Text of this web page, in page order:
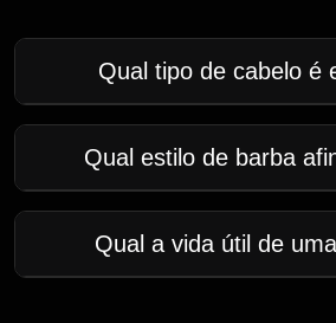
Qual tipo de cabelo é
Qual estilo de barba
Qual a vida útil de